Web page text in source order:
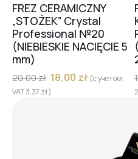
FREZ CERAMICZNY
„STOŻEK” Crystal
Professional №20
(NIEBIESKIE NACIĘCIE 5
mm)
20,00zł 18,00 zł (с учетом
VAT3,37 zł)